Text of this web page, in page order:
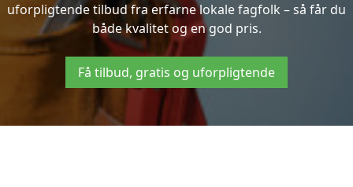
uforpligtende tilbud fra erfarne lokale fagfolk – så får du
både kvalitet og en god pris.
Få tilbud, gratis og uforpligtende